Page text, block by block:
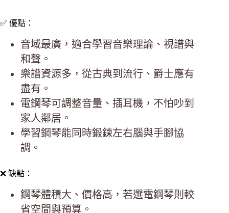
✅ 優點：
音域最廣，適合學習音樂理論、視譜與
和聲。
樂譜資源多，從古典到流行、爵士應有
盡有。
電鋼琴可調整音量、插耳機，不怕吵到
家人鄰居。
學習鋼琴能同時鍛鍊左右腦與手腳協
調。
❌ 缺點：
鋼琴體積大、價格高，若選電鋼琴則較
省空間與預算。